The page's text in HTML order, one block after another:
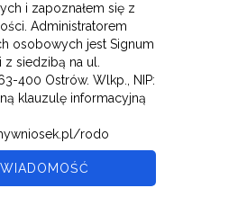
i zapoznałem się z
Administratorem
osobowych jest Signum
siedzibą na ul.
400 Ostrów. Wlkp., NIP:
klauzulę informacyjną
rodo